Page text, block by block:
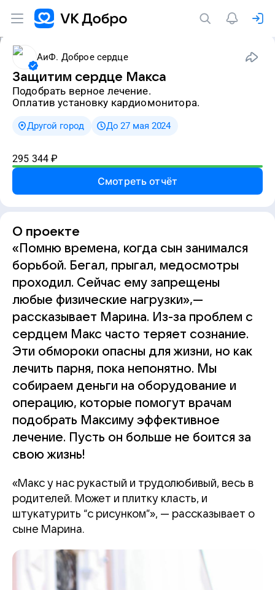
АиФ. Доброе сердце
Защитим сердце Макса
подобрать верное лечение.
Оплатив установку кардиомонитора.
Другой город До 27 мая 2024
295 344 ₽
Смотреть отчёт
О проекте
«Помню времена, когда сын занимался
борьбой. Бегал, прыгал, медосмотры
проходил. Сейчас ему запрещены
любые физические нагрузки»,—
рассказывает Марина. Из-за проблем с
сердцем Макс часто теряет сознание.
Эти обмороки опасны для жизни, но как
лечить парня, пока непонятно. Мы
собираем деньги на оборудование и
операцию, которые помогут врачам
подобрать Максиму эффективное
лечение. Пусть он больше не боится за
свою жизнь!
«Макс у нас рукастый и трудолюбивый, весь в
родителей. Может и плитку класть, и
штукатурить “с рисунком”», — рассказывает о
сыне Марина.